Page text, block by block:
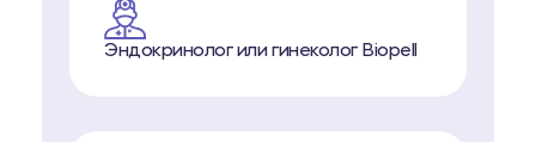
Эндокринолог или гинеколог Biopell